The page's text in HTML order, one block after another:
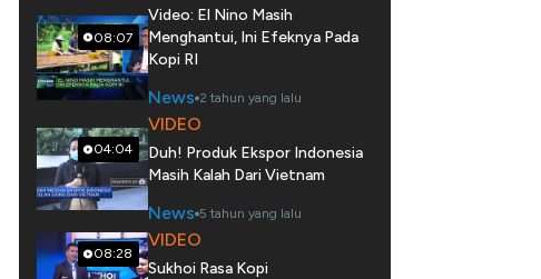
08:07
Video: El Nino Masih
Menghantui, Ini Efeknya Pada
Kopi RI
News 2 tahun yang lalu
04:04
VIDEO
Duh! Produk Ekspor Indonesia
Masih Kalah Dari Vietnam
News 5 tahun yang lalu
08:28
VIDEO
Sukhoi Rasa Kopi